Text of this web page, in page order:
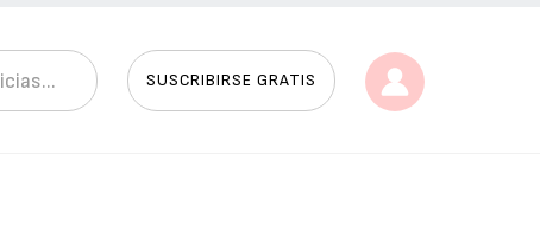
SUSCRIBIRSE GRATIS